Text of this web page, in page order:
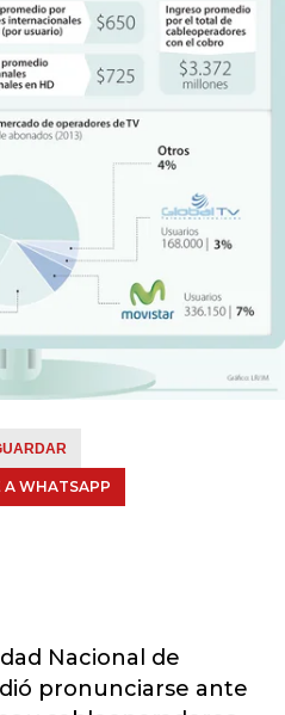
A WHATSAPP
Nacional de
pronunciarse ante